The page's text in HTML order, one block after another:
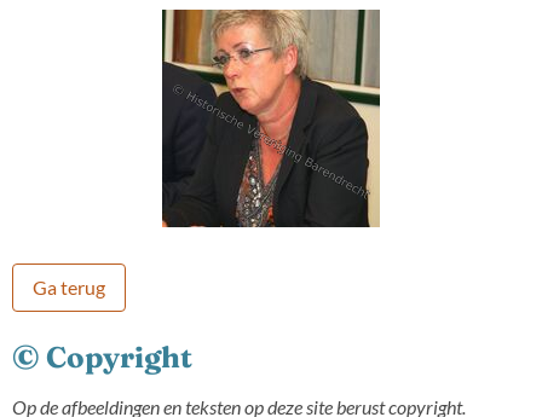
Ga terug
© Copyright
Op de afbeeldingen en teksten op deze site berust copyright.